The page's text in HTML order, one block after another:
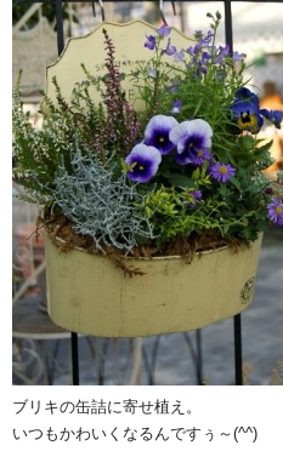
ブリキの缶詰に寄せ植え。
いつもかわいくなるんですぅ～(^^)